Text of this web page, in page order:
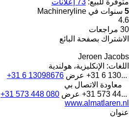
5 سنوات في Machineryline
4.6
30 مراجعات
الاشتراك بصفحة البائع
Jeroen Jacobs
اللغات: الإنكليزية، هولندية
+31 6 130... عرض +31 6 13098676
معاودة الاتصال بي
+31 573 44... عرض +31 573 448 080
www.almatlaren.nl
عنوان